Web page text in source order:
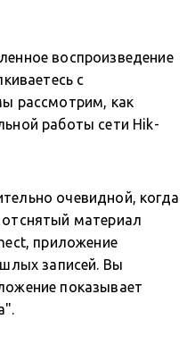
воспроизведение
с
рассмотрим, как
работы сети Hik-
очевидной, когда
материал
приложение
записей. Вы
показывает